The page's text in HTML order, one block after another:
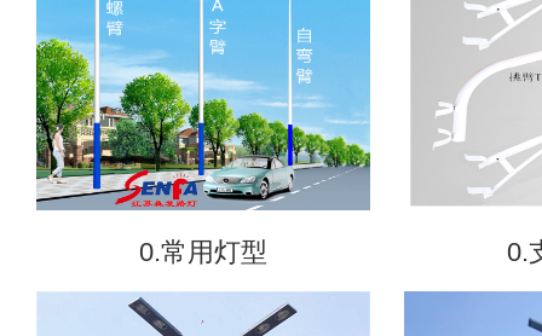
0.常用灯型 0.